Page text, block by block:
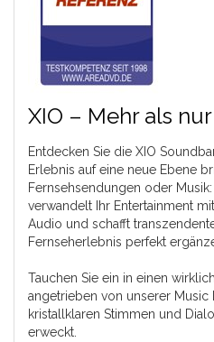
XIO – Mehr als
Entdecken Sie die XIO
Erlebnis auf eine neue Ebene
Fernsehsendungen oder
verwandelt Ihr Entertainment
Audio und schafft
Fernseherlebnis perfekt
Tauchen Sie ein in einen
angetrieben von unserer Music
kristallklaren Stimmen und
erweckt.